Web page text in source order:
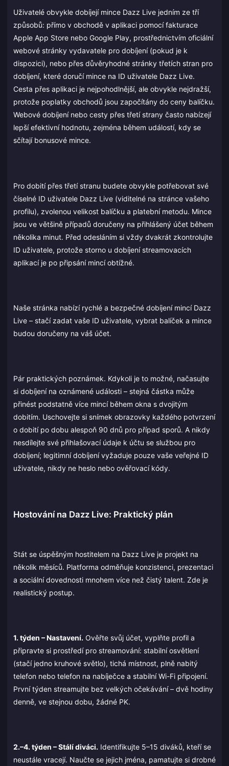
Uživatelé obvykle dobíjejí mince Dazz Live jedním ze tří
způsobů: přímo v obchodě v aplikaci pomocí fakturace
Apple App Store nebo Google Play, prostřednictvím oficiální
webové stránky vydavatele pro dobíjení (pokud je k
dispozici), nebo přes důvěryhodné stránky třetích stran pro
dobíjení, které doručí mince na ID uživatele Dazz Live.
Cesta přes aplikaci je nejpohodlnější, ale obvykle nejdražší,
protože poplatky obchodů jsou započítány do ceny balíčku.
Webové dobíjení nebo cesty přes třetí strany často nabízejí
lepší efektivní hodnotu, zejména během událostí, kdy se
sčítají bonusové mince.
Pro dobití přes třetí stranu budete obvykle potřebovat své
číselné ID uživatele Dazz Live (viditelné na stránce vašeho
profilu), zvolenou velikost balíčku a platební metodu. Mince
jsou ve většině případů doručeny na přihlášený účet během
několika minut. Před odesláním si vždy dvakrát zkontrolujte
ID uživatele, protože storno u dobíjení streamovacích
aplikací je po připsání mincí obtížné.
Naše stránka nabízí rychlé a bezpečné dobíjení mincí Dazz
Live – stačí zadat vaše ID uživatele, vybrat balíček a mince
budou doručeny na váš účet.
Pár praktických poznámek. Kdykoli je to možné, načasujte
si dobíjení na oznámené události – stejná částka může
přinést podstatně více mincí během okna s dvojitým
dobitím. Uschovejte si snímek obrazovky každého potvrzení
o dobití po dobu alespoň 90 dnů pro případ sporů. A nikdy
nesdílejte své přihlašovací údaje k účtu se službou pro
dobíjení; legitimní dobíjení vyžaduje pouze vaše veřejné ID
uživatele, nikdy ne heslo nebo ověřovací kódy.
Hostování na Dazz Live: Praktický plán
Stát se úspěšným hostitelem na Dazz Live je projekt na
několik měsíců. Platforma odměňuje konzistenci, prezentaci
a sociální dovednosti mnohem více než čistý talent. Zde je
realistický postup.
1. týden – Nastavení. Ověřte svůj účet, vyplňte profil a
připravte si prostředí pro streamování: stabilní osvětlení
(stačí jedno kruhové světlo), tichá místnost, plně nabitý
telefon nebo telefon na nabíječce a stabilní Wi-Fi připojení.
První týden streamujte bez velkých očekávání – dvě hodiny
denně, ve stejnou dobu, žádné PK.
2.–4. týden – Stálí diváci. Identifikujte 5–15 diváků, kteří se
neustále vracejí. Naučte se jejich jména, pamatujte si drobné